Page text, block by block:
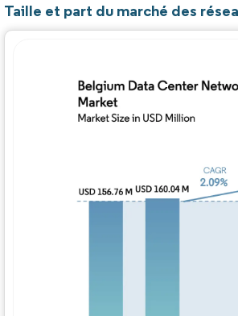
Taille et part du marché des
Image ©